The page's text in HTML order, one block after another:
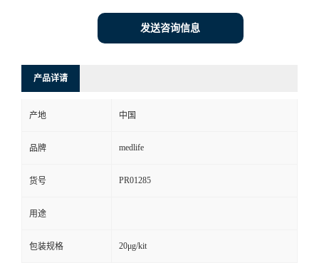
发送咨询信息
产品详请
产地 中国
品牌 medlife
货号 PR01285
用途
包装规格 20μg/kit